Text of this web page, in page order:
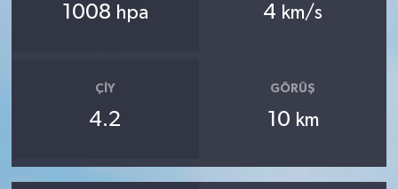
1008 hpa 4 km/s
ÇIY
4.2
GÖRÜŞ
10 km